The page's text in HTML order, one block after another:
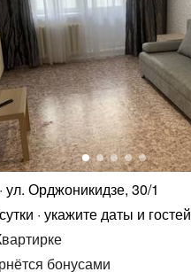
ул. Орджоникидзе, 30/1
укажите даты и гостей
бонусами